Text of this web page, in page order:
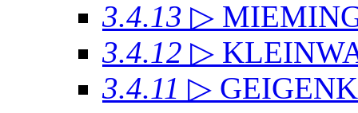
3.4.13 ▷
3.4.12 ▷
3.4.11 ▷